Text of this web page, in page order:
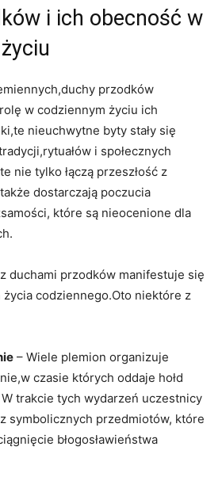
i ich obecność w
przodków
w codziennym życiu ich
nieuchwytne byty stały się
i społecznych
nie tylko łączą przeszłość z
dostarczają poczucia
które są nieocenione dla
duchami przodków manifestuje się
codziennego.Oto niektóre z
– Wiele plemion organizuje
czasie których oddaje hołd
trakcie tych wydarzeń uczestnicy
symbolicznych przedmiotów, które
błogosławieństwa